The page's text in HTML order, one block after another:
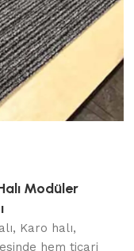
Modüler
Karo halı,
hem ticari